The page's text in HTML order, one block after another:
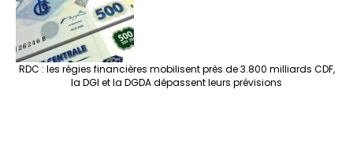
RDC : les régies financières mobilisent près de 3.800 milliards CDF,
la DGI et la DGDA dépassent leurs prévisions